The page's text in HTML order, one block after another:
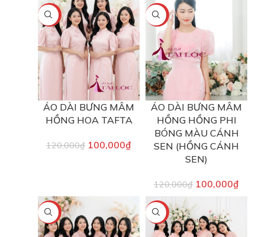
-17%
ÁO DÀI BƯNG MÂM
HỒNG HOA TAFTA
120,000₫ 100,000₫
-17%
ÁO DÀI BƯNG MÂM
HỒNG HỒNG PHI
BÓNG MÀU CÁNH
SEN (HỒNG CÁNH
SEN)
120,000₫ 100,000₫
-17% -17%